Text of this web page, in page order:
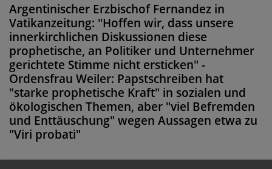
Argentinischer Erzbischof Fernandez in
Vatikanzeitung: "Hoffen wir, dass unsere
innerkirchlichen Diskussionen diese
prophetische, an Politiker und Unternehmer
gerichtete Stimme nicht ersticken" -
Ordensfrau Weiler: Papstschreiben hat
"starke prophetische Kraft" in sozialen und
ökologischen Themen, aber "viel Befremden
und Enttäuschung" wegen Aussagen etwa zu
"Viri probati"